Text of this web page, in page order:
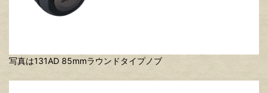
写真は131AD 85mmラウンドタイプノブ